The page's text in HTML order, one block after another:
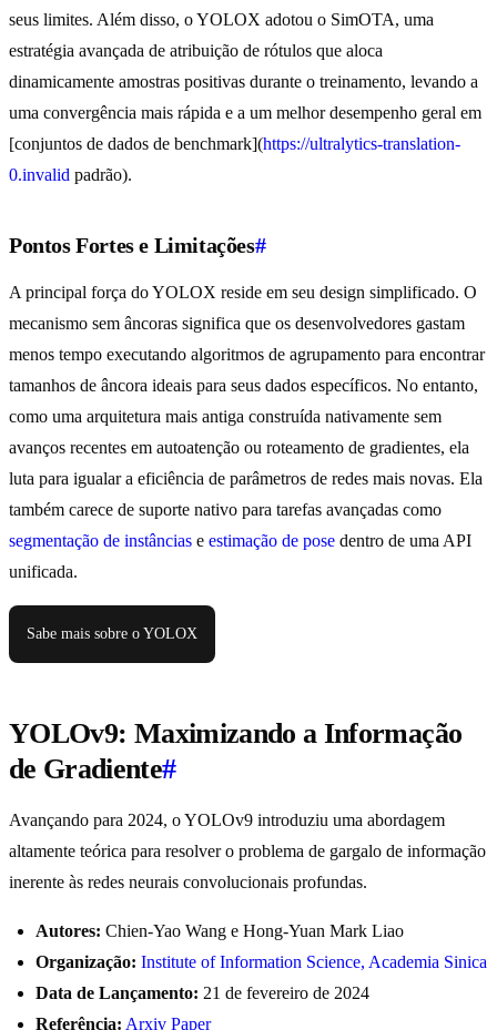
seus limites. Além disso, o YOLOX adotou o SimOTA, uma
estratégia avançada de atribuição de rótulos que aloca
dinamicamente amostras positivas durante o treinamento, levando a
uma convergência mais rápida e a um melhor desempenho geral em
[conjuntos de dados de benchmark](https://ultralytics-translation-
0.invalid padrão).
Pontos Fortes e Limitações#
A principal força do YOLOX reside em seu design simplificado. O
mecanismo sem âncoras significa que os desenvolvedores gastam
menos tempo executando algoritmos de agrupamento para encontrar
tamanhos de âncora ideais para seus dados específicos. No entanto,
como uma arquitetura mais antiga construída nativamente sem
avanços recentes em autoatenção ou roteamento de gradientes, ela
luta para igualar a eficiência de parâmetros de redes mais novas. Ela
também carece de suporte nativo para tarefas avançadas como
segmentação de instâncias e estimação de pose dentro de uma API
unificada.
Sabe mais sobre o YOLOX
YOLOv9: Maximizando a Informação
de Gradiente#
Avançando para 2024, o YOLOv9 introduziu uma abordagem
altamente teórica para resolver o problema de gargalo de informação
inerente às redes neurais convolucionais profundas.
Autores: Chien-Yao Wang e Hong-Yuan Mark Liao
Organização: Institute of Information Science, Academia Sinica
Data de Lançamento: 21 de fevereiro de 2024
Referência: Arxiv Paper